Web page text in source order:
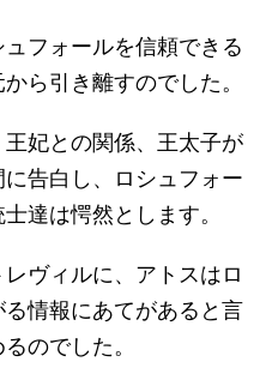
フォールを信頼できる
ら引き離すのでした。
妃との関係、王太子が
告白し、ロシュフォー
達は愕然とします。
ヴィルに、アトスはロ
情報にあてがあると言
のでした。